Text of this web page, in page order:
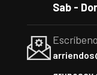
Sab -